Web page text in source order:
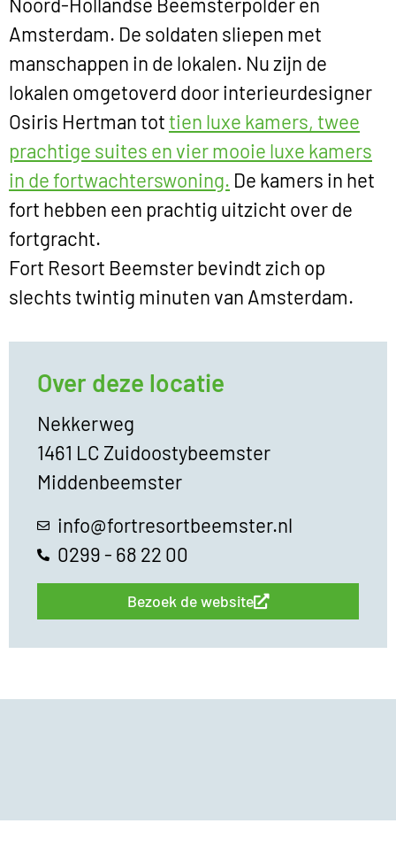
Amsterdam. De soldaten sliepen met
manschappen in de lokalen. Nu zijn de
lokalen omgetoverd door interieurdesigner
Osiris Hertman tottien luxe kamers, twee
prachtige suites en vier mooie luxe kamers
in de fortwachterswoning. De kamers in het
fort hebben een prachtig uitzicht over de
fortgracht.
Fort Resort Beemster bevindt zich op
slechts twintig minuten van Amsterdam.
Over deze locatie
Nekkerweg
1461 LC Zuidoostybeemster
Middenbeemster
info@fortresortbeemster.nl
0299 - 68 22 00
Bezoek de website